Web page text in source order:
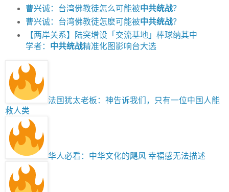
曹兴诚：台湾佛教徒怎么可能被中共统战？
曹兴诚：台湾佛教徒怎麽可能被中共统战？
【两岸关系】陆突增设「交流基地」棒球纳其中
学者： 中共统战精准化图影响台大选
法国犹太老板：神告诉我们，只有一位中国人能
救人类
华人必看：中华文化的飓风 幸福感无法描述